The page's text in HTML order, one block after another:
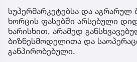
სუპერმარკეტებსა და აგრარულ
ხორცის ფასებში არსებული
ხარისხით, არამედ
ბიზნესმოდელითა და
განპირობებული.